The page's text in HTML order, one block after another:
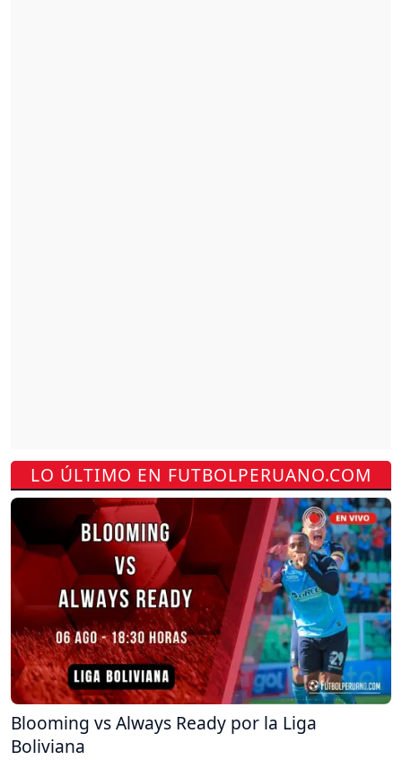
LO ÚLTIMO EN FUTBOLPERUANO.COM
Blooming vs Always Ready por la Liga
Boliviana